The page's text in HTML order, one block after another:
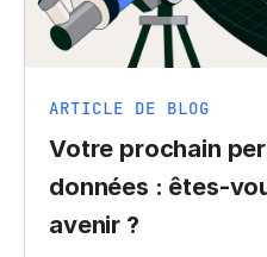
ARTICLE DE BLOG
Votre prochain
données : êtes-
avenir ?